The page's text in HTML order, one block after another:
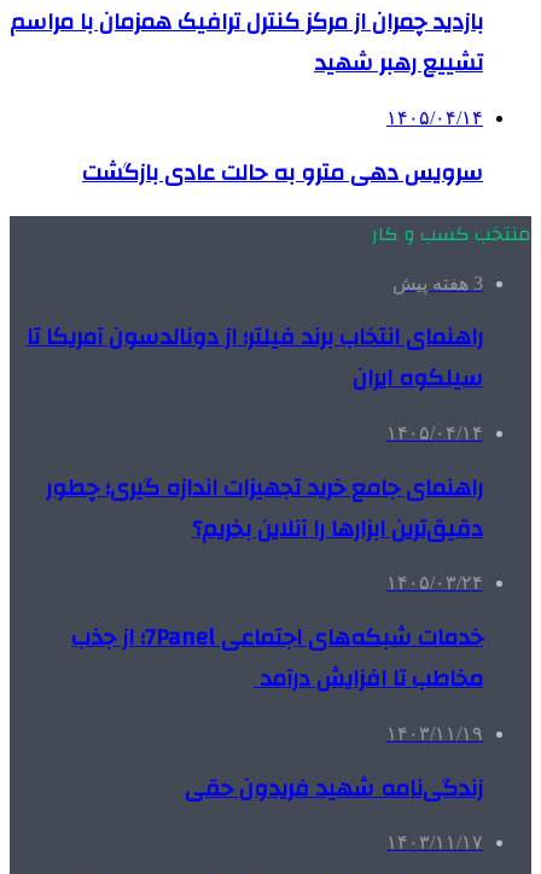
بازدید چمران از مرکز کنترل ترافیک همزمان با مراسم
تشییع رهبر شهید
۱۴۰۵/۰۴/۱۴
سرویس دهی مترو به حالت عادی بازگشت
منتخب کسب و کار
3 هفته پیش
راهنمای انتخاب برند فیلتر؛ از دونالدسون آمریکا تا
سیلکوه ایران
۱۴۰۵/۰۴/۱۴
راهنمای جامع خرید تجهیزات اندازه گیری؛ چطور
دقیق‌ترین ابزارها را آنلاین بخریم؟
۱۴۰۵/۰۳/۲۴
خدمات شبکه‌های اجتماعی 7Panel؛ از جذب
مخاطب تا افزایش درآمد
۱۴۰۳/۱۱/۱۹
زندگی‌نامه شهید فریدون حقی
۱۴۰۳/۱۱/۱۷